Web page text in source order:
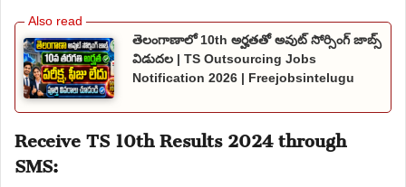
తెలంగాణాలో 10th అర్హతతో అవుట్ సోర్సింగ్ జాబ్స్
విడుదల | TS Outsourcing Jobs
Notification 2026 | Freejobsintelugu
Receive TS 10th Results 2024 through
SMS: